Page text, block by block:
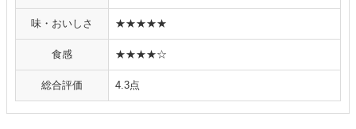
味・おいしさ ★★★★★
食感 ★★★★☆
総合評価 4.3点